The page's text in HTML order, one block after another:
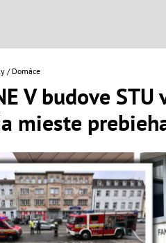
Domáce
V budove
mieste